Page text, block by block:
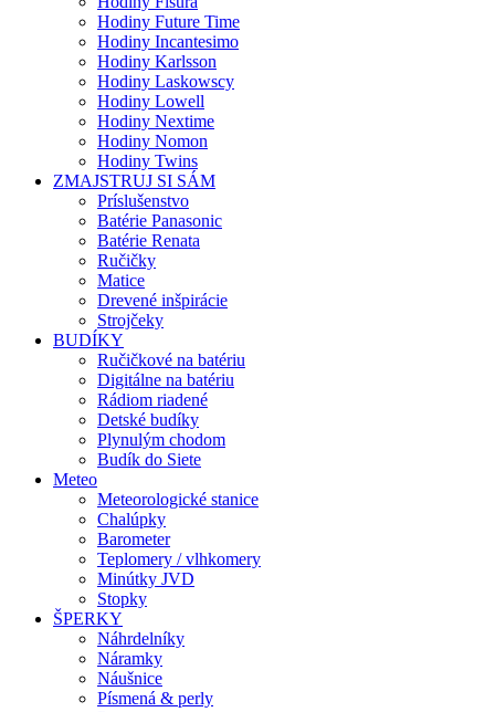
Hodiny Future Time
Hodiny Incantesimo
Hodiny Karlsson
Hodiny Laskowscy
Hodiny Lowell
Hodiny Nextime
Hodiny Nomon
Hodiny Twins
ZMAJSTRUJ SI SÁM
Príslušenstvo
Batérie Panasonic
Batérie Renata
Ručičky
Matice
Drevené inšpirácie
Strojčeky
BUDÍKY
Ručičkové na batériu
Digitálne na batériu
Rádiom riadené
Detské budíky
Plynulým chodom
Budík do Siete
Meteo
Meteorologické stanice
Chalúpky
Barometer
Teplomery / vlhkomery
Minútky JVD
Stopky
ŠPERKY
Náhrdelníky
Náramky
Náušnice
Písmená & perly